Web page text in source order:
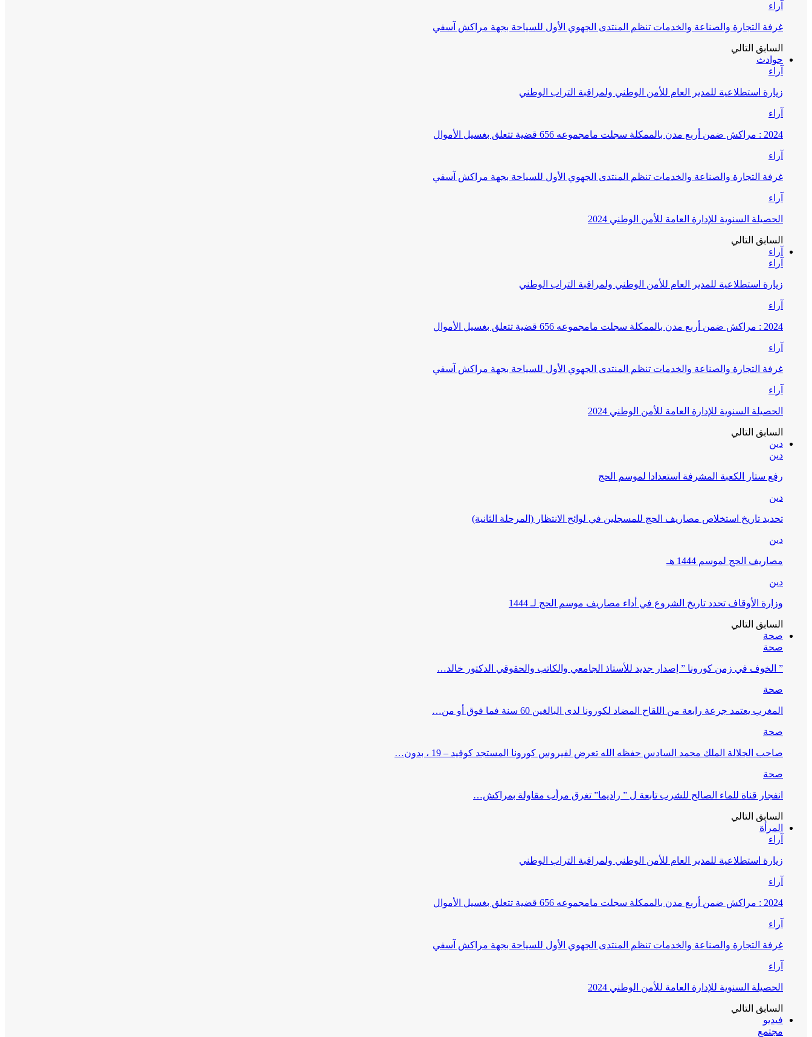
آراء
غرفة التجارة والصناعة والخدمات تنظم المنتدى الجهوي الأول للسياحة بجهة مراكش آسفي
السابق التالي
حوادث
آراء
زيارة استطلاعية للمدير العام للأمن الوطني ولمراقبة التراب الوطني
آراء
2024 : مراكش ضمن أربع مدن بالممكلة سجلت مامجموعه 656 قضية تتعلق بغسيل الأموال
آراء
غرفة التجارة والصناعة والخدمات تنظم المنتدى الجهوي الأول للسياحة بجهة مراكش آسفي
آراء
الحصيلة السنوية للإدارة العامة للأمن الوطني 2024
السابق التالي
آراء
آراء
زيارة استطلاعية للمدير العام للأمن الوطني ولمراقبة التراب الوطني
آراء
2024 : مراكش ضمن أربع مدن بالممكلة سجلت مامجموعه 656 قضية تتعلق بغسيل الأموال
آراء
غرفة التجارة والصناعة والخدمات تنظم المنتدى الجهوي الأول للسياحة بجهة مراكش آسفي
آراء
الحصيلة السنوية للإدارة العامة للأمن الوطني 2024
السابق التالي
دين
دين
رفع ستار الكعبة المشرفة استعدادا لموسم الحج
دين
تحديد تاريخ استخلاص مصاريف الحج للمسجلين في لوائح الانتظار (المرحلة الثانية)
دين
مصاريف الحج لموسم 1444 هـ
دين
وزارة الأوقاف تحدد تاريخ الشروع في أداء مصاريف موسم الحج لـ 1444
السابق التالي
صحة
صحة
” الخوف في زمن كورونا ” إصدار جديد للأستاذ الجامعي والكاتب والحقوقي الدكتور خالد…
صحة
المغرب يعتمد جرعة رابعة من اللقاح المضاد لكورونا لدى البالغين 60 سنة فما فوق أو من…
صحة
صاحب الجلالة الملك محمد السادس حفظه الله تعرض لفيروس كورونا المستجد كوفيد – 19 ، بدون…
صحة
انفجار قناة للماء الصالح للشرب تابعة ل ” راديما” تغرق مرأب مقاولة بمراكش…
السابق التالي
المرأة
آراء
زيارة استطلاعية للمدير العام للأمن الوطني ولمراقبة التراب الوطني
آراء
2024 : مراكش ضمن أربع مدن بالممكلة سجلت مامجموعه 656 قضية تتعلق بغسيل الأموال
آراء
غرفة التجارة والصناعة والخدمات تنظم المنتدى الجهوي الأول للسياحة بجهة مراكش آسفي
آراء
الحصيلة السنوية للإدارة العامة للأمن الوطني 2024
السابق التالي
فيديو
مجتمع